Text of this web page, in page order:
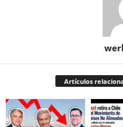
Artículos